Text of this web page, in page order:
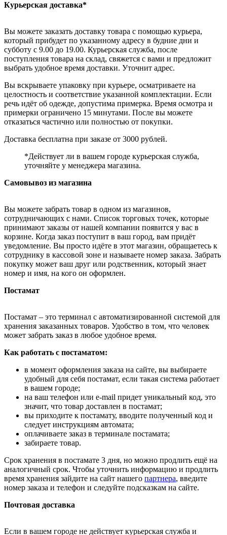
Курьерская доставка*
Вы можете заказать доставку товара с помощью курьера,
который прибудет по указанному адресу в будние дни и
субботу с 9.00 до 19.00. Курьерская служба, после
поступления товара на склад, свяжется с вами и предложит
выбрать удобное время доставки. Уточнит адрес.
Вы вскрываете упаковку при курьере, осматриваете на
целостность и соответствие указанной комплектации. Если
речь идёт об одежде, допустима примерка. Время осмотра и
примерки ограничено 15 минутами. После вы можете
отказаться частично или полностью от покупки.
Доставка бесплатна при заказе от 3000 рублей.
*Действует ли в вашем городе курьерская служба,
уточняйте у менеджера магазина.
Самовывоз из магазина
Вы можете забрать товар в одном из магазинов,
сотрудничающих с нами. Список торговых точек, которые
принимают заказы от нашей компании появится у вас в
корзине. Когда заказ поступит в ваш город, вам придёт
уведомление. Вы просто идёте в этот магазин, обращаетесь к
сотруднику в кассовой зоне и называете номер заказа. Забрать
покупку может ваш друг или родственник, который знает
номер и имя, на кого он оформлен.
Постамат
Постамат – это терминал с автоматизированной системой для
хранения заказанных товаров. Удобство в том, что человек
может забрать заказ в любое удобное время.
Как работать с постаматом:
в момент оформления заказа на сайте, вы выбираете
удобный для себя постамат, если такая система работает
в вашем городе;
на ваш телефон или e-mail придет уникальный код, это
значит, что товар доставлен в постамат;
вы приходите к постамату, вводите полученный код и
следует инструкциям автомата;
оплачиваете заказ в терминале постамата;
забираете товар.
Срок хранения в постамате 3 дня, но можно продлить ещё на
аналогичный срок. Чтобы уточнить информацию и продлить
время хранения зайдите на сайт нашего партнера, введите
номер заказа и телефон и следуйте подсказкам на сайте.
Почтовая доставка
Если в вашем городе не действует курьерская служба и